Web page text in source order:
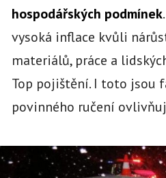
hospodářských podmínek
vysoká inflace kvůli
materiálů, práce a
Top pojištění. I toto jsou
povinného ručení